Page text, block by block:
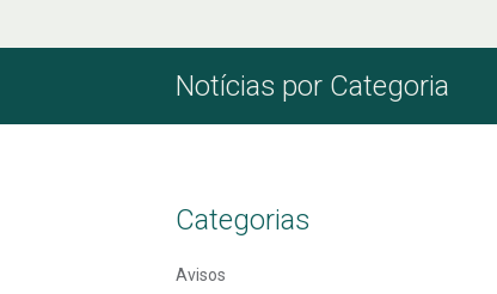
Notícias por Categoria
Categorias
Avisos